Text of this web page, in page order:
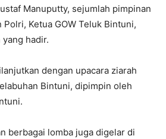
Manuputty, sejumlah pimpinan
Polri, Ketua GOW Teluk Bintuni,
hadir.
dengan upacara ziarah
Bintuni, dipimpin oleh
berbagai lomba juga digelar di